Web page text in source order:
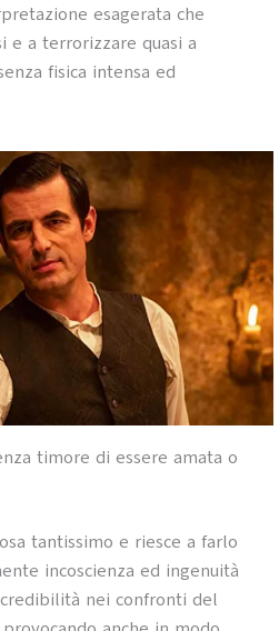
esagerata che
e a terrorizzare quasi a
fisica intensa ed
timore di essere amata o
tantissimo e riesce a farlo
incoscienza ed ingenuità
nei confronti del